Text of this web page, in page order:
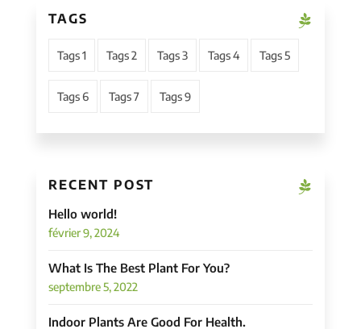
TAGS
Tags 1 Tags 2 Tags 3 Tags 4 Tags 5
Tags 6 Tags 7 Tags 9
RECENT POST
Hello world!
février 9, 2024
What Is The Best Plant For You?
septembre 5, 2022
Indoor Plants Are Good For Health.